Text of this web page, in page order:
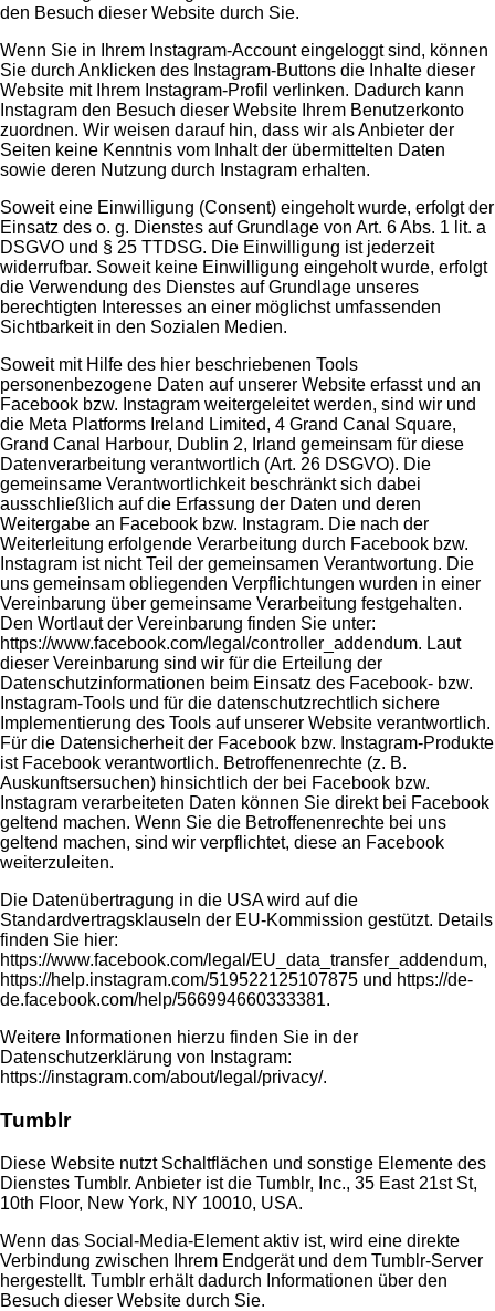
den Besuch dieser Website durch Sie.
Wenn Sie in Ihrem Instagram-Account eingeloggt sind, können
Sie durch Anklicken des Instagram-Buttons die Inhalte dieser
Website mit Ihrem Instagram-Profil verlinken. Dadurch kann
Instagram den Besuch dieser Website Ihrem Benutzerkonto
zuordnen. Wir weisen darauf hin, dass wir als Anbieter der
Seiten keine Kenntnis vom Inhalt der übermittelten Daten
sowie deren Nutzung durch Instagram erhalten.
Soweit eine Einwilligung (Consent) eingeholt wurde, erfolgt der
Einsatz des o. g. Dienstes auf Grundlage von Art. 6 Abs. 1 lit. a
DSGVO und § 25 TTDSG. Die Einwilligung ist jederzeit
widerrufbar. Soweit keine Einwilligung eingeholt wurde, erfolgt
die Verwendung des Dienstes auf Grundlage unseres
berechtigten Interesses an einer möglichst umfassenden
Sichtbarkeit in den Sozialen Medien.
Soweit mit Hilfe des hier beschriebenen Tools
personenbezogene Daten auf unserer Website erfasst und an
Facebook bzw. Instagram weitergeleitet werden, sind wir und
die Meta Platforms Ireland Limited, 4 Grand Canal Square,
Grand Canal Harbour, Dublin 2, Irland gemeinsam für diese
Datenverarbeitung verantwortlich (Art. 26 DSGVO). Die
gemeinsame Verantwortlichkeit beschränkt sich dabei
ausschließlich auf die Erfassung der Daten und deren
Weitergabe an Facebook bzw. Instagram. Die nach der
Weiterleitung erfolgende Verarbeitung durch Facebook bzw.
Instagram ist nicht Teil der gemeinsamen Verantwortung. Die
uns gemeinsam obliegenden Verpflichtungen wurden in einer
Vereinbarung über gemeinsame Verarbeitung festgehalten.
Den Wortlaut der Vereinbarung finden Sie unter:
https://www.facebook.com/legal/controller_addendum. Laut
dieser Vereinbarung sind wir für die Erteilung der
Datenschutzinformationen beim Einsatz des Facebook- bzw.
Instagram-Tools und für die datenschutzrechtlich sichere
Implementierung des Tools auf unserer Website verantwortlich.
Für die Datensicherheit der Facebook bzw. Instagram-Produkte
ist Facebook verantwortlich. Betroffenenrechte (z. B.
Auskunftsersuchen) hinsichtlich der bei Facebook bzw.
Instagram verarbeiteten Daten können Sie direkt bei Facebook
geltend machen. Wenn Sie die Betroffenenrechte bei uns
geltend machen, sind wir verpflichtet, diese an Facebook
weiterzuleiten.
Die Datenübertragung in die USA wird auf die
Standardvertragsklauseln der EU-Kommission gestützt. Details
finden Sie hier:
https://www.facebook.com/legal/EU_data_transfer_addendum,
https://help.instagram.com/519522125107875 und https://de-
de.facebook.com/help/566994660333381.
Weitere Informationen hierzu finden Sie in der
Datenschutzerklärung von Instagram:
https://instagram.com/about/legal/privacy/.
Tumblr
Diese Website nutzt Schaltflächen und sonstige Elemente des
Dienstes Tumblr. Anbieter ist die Tumblr, Inc., 35 East 21st St,
10th Floor, New York, NY 10010, USA.
Wenn das Social-Media-Element aktiv ist, wird eine direkte
Verbindung zwischen Ihrem Endgerät und dem Tumblr-Server
hergestellt. Tumblr erhält dadurch Informationen über den
Besuch dieser Website durch Sie.